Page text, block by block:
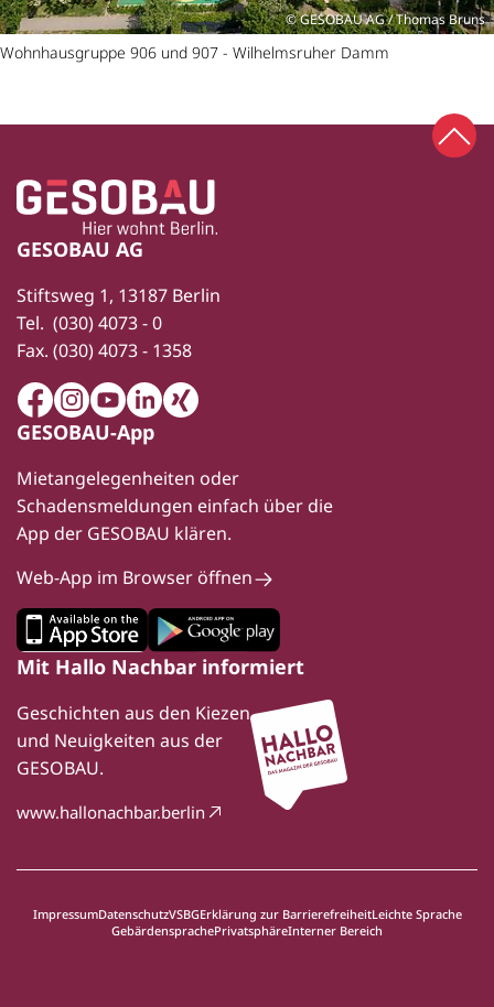
GESOBAU AG / Thomas Bruns
Wohnhausgruppe 906 und 907 - Wilhelmsruher Damm
Fußbereich
Zur Startseite
GESOBAU AG
Stiftsweg 1, 13187 Berlin
Tel. (030) 4073 - 0
Fax. (030) 4073 - 1358
FacebookInstagram
YoutubeLinkedIn
Xing
GESOBAU-App
Mietangelegenheiten oder
Schadensmeldungen einfach über die
App der GESOBAU klären.
Web-App im Browser öffnen
Mit Hallo Nachbar informiert
Geschichten aus den Kiezen
und Neuigkeiten aus der
GESOBAU.
www.hallonachbar.berlin
ImpressumDatenschutzVSBGErklärung zur BarrierefreiheitLeichte Sprache
GebärdensprachePrivatsphäreInterner Bereich